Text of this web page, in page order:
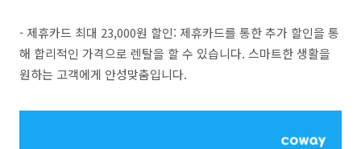
- 제휴카드 최대 23,000원 할인: 제휴카드를 통한 추가 할인을 통
해 합리적인 가격으로 렌탈을 할 수 있습니다. 스마트한 생활을
원하는 고객에게 안성맞춤입니다.